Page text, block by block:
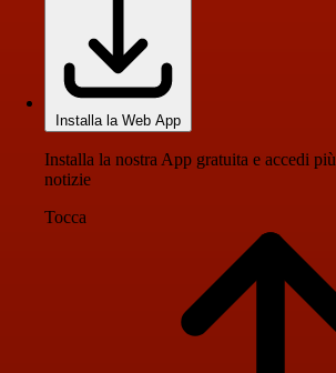
Installa la Web App
Installa la nostra App gratuita e accedi
notizie
Tocca